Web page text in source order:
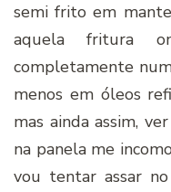
semi frito em
aquela fritura
completamente
menos em óleos
mas ainda assim,
na panela me
vou tentar assar